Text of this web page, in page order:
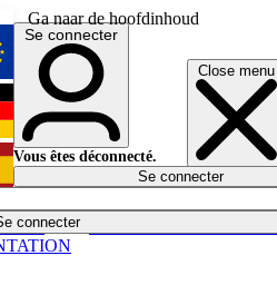
Ga naar de hoofdinhoud
Close menu
connecter
English
Deutsch
Español
Se connecter
Vous êtes déconnecté.
Se connecter